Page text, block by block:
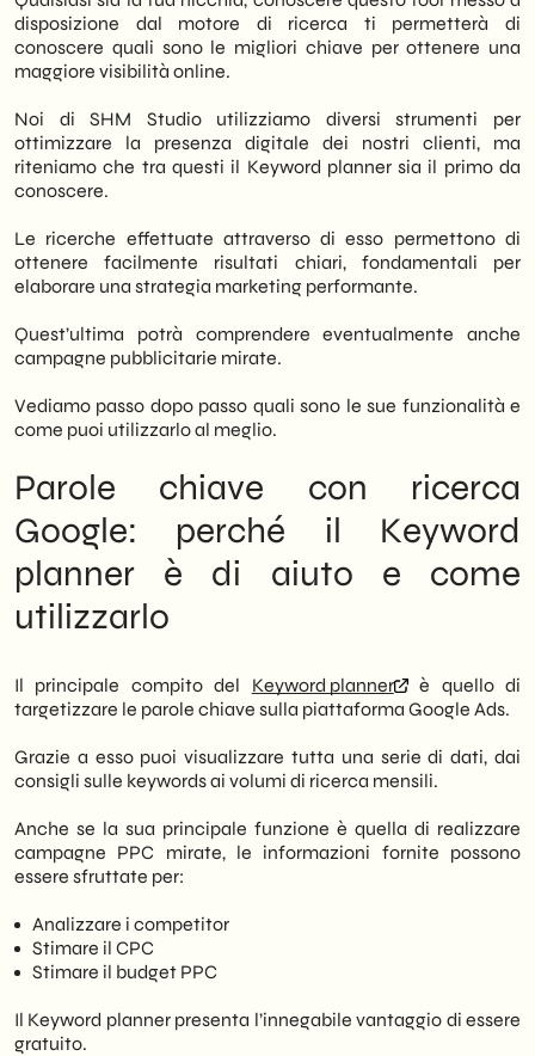
traffico qualificato.
Strumenti di Analisi: L’utilizzo di tool come
per scoprire i volumi di ricerca mensili e
valutare la competitività dei termini prima
di pianificare i contenuti.
Intento di Ricerca: Comprendere se
un sito specifico (intento informazionale,
transazionale o navigazionale) è cruciale
per offrire la risposta pertinente e
migliorare il ranking.
Efficacia Long-Tail: Puntare su “code
lunghe” (frasi specifiche di 3+ parole)
permette di intercettare una nicchia di
utenti più vicina alla conversione,
riducendo la competizione rispetto a
Selezione Qualitativa: Non conta solo il
volume di traffico, ma la pertinenza del
termine rispetto al business; scegliere le
parole sbagliate porta visite che non
convertono, sprecando risorse.
disposizione dal motore di ricerca ti permetterà di
conoscere quali sono le migliori chiave per ottenere una
maggiore visibilità online.
Noi di SHM Studio utilizziamo diversi strumenti per
ottimizzare la presenza digitale dei nostri clienti, ma
riteniamo che tra questi il Keyword planner sia il primo da
conoscere.
Le ricerche effettuate attraverso di esso permettono di
ottenere facilmente risultati chiari, fondamentali per
elaborare una strategia marketing performante.
Quest’ultima potrà comprendere eventualmente anche
campagne pubblicitarie mirate.
Vediamo passo dopo passo quali sono le sue funzionalità e
come puoi utilizzarlo al meglio.
Parole chiave con ricerca
Google: perché il Keyword
planner è di aiuto e come
utilizzarlo
Il principale compito del Keyword planner
è quello di
targetizzare le parole chiave sulla piattaforma Google Ads.
Grazie a esso puoi visualizzare tutta una serie di dati, dai
consigli sulle keywords ai volumi di ricerca mensili.
Anche se la sua principale funzione è quella di realizzare
campagne PPC mirate, le informazioni fornite possono
essere sfruttate per:
Analizzare i competitor
Stimare il CPC
Stimare il budget PPC
Il Keyword planner presenta l’innegabile vantaggio di essere
gratuito.